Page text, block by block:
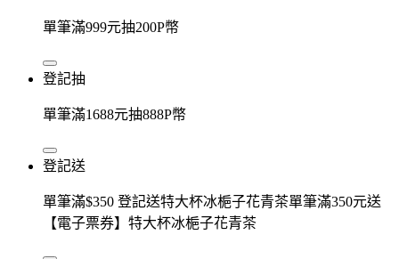
單筆滿999元抽200P幣
登記抽
單筆滿1688元抽888P幣
登記送
單筆滿$350 登記送特大杯冰梔子花青茶單筆滿350元送
【電子票券】特大杯冰梔子花青茶